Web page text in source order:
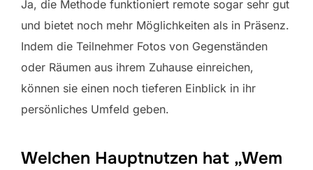
Ja, die Methode funktioniert remote sogar sehr gut
und bietet noch mehr Möglichkeiten als in Präsenz.
Indem die Teilnehmer Fotos von Gegenständen
oder Räumen aus ihrem Zuhause einreichen,
können sie einen noch tieferen Einblick in ihr
persönliches Umfeld geben.
Welchen Hauptnutzen hat „Wem